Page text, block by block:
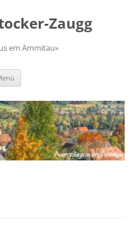
Zaugg
em Ämmitau»